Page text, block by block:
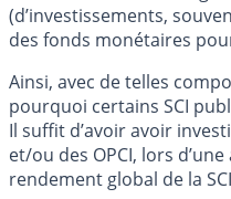
(d’investissements,
des fonds monétaires
Ainsi, avec de telles
pourquoi certains SCI
Il suffit d’avoir avoir
et/ou des OPCI, lors
rendement global de la